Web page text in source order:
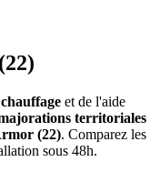
(22)
et de l'aide
territoriales
(22). Comparez les
sous 48h.